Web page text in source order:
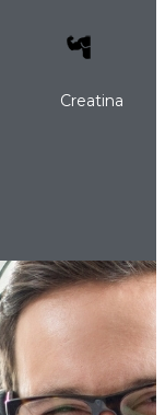
Creatina